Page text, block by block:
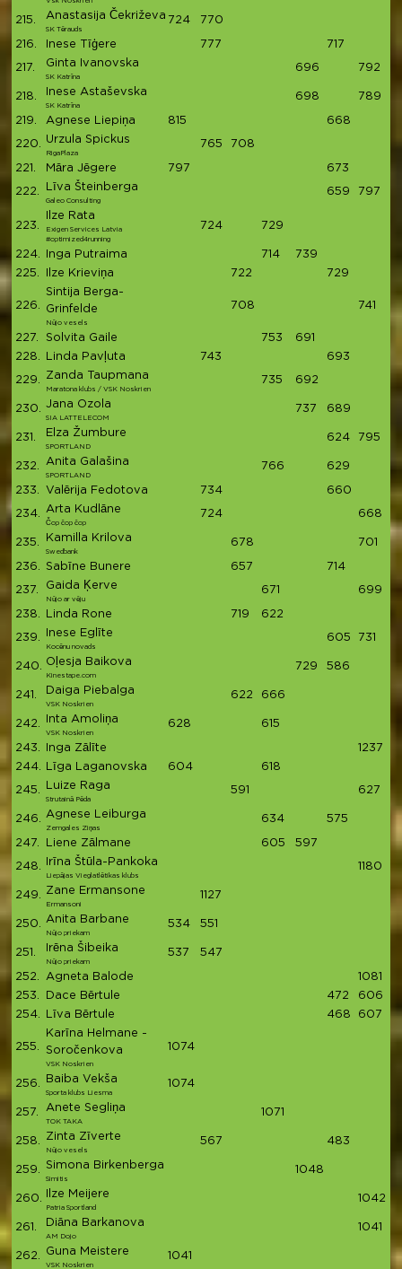
215. Anastasija Čekriževa
SK Tērauds
724 770
216. Inese Tīģere 777 717
217. Ginta Ivanovska
SK Katrīna
696 792
218. Inese Astaševska
SK Katrīna
698 789
219. Agnese Liepiņa 815 668
220. Urzula Spickus
RigaPlaza
765 708
221. Māra Jēgere 797 673
222. Līva Šteinberga
Galeo Consulting
659 797
223.
Ilze Rata
Exigen Services Latvia
#optimized4running
724 729
224. Inga Putraima 714 739
225.
Ilze Krieviņa 722 729
226.
Sintija Berga-
Grinfelde
Nūjo vesels
708 741
227. Solvita Gaile 753 691
228.
Linda Pavļuta 743 693
229. Zanda Taupmana
Maratona klubs / VSK Noskrien
735 692
230. Jana Ozola
SIA LATTELECOM
737 689
231. Elza Žumbure
SPORTLAND
624 795
232. Anita Galašina
SPORTLAND
766 629
233. Valērija Fedotova 734 660
234. Arta Kudlāne
Čop čop čop
724 668
235. Kamilla Krilova
Swedbank
678 701
236. Sabīne Bunere 657 714
237. Gaida Ķerve
Nūjo ar vēju
671 699
238. Linda Rone 719 622
239. Inese Eglīte
Kocēnu novads
605 731
240. Oļesja Baikova
Kinestape.com
729 586
241. Daiga Piebalga
VSK Noskrien
622 666
242. Inta Amoliņa
VSK Noskrien
628 615
243. Inga Zālīte 1237
244.
Līga Laganovska 604 618
245. Luize Raga
Strutainā Pēda
591 627
246. Agnese Leiburga
Zemgales Ziņas
634 575
247. Liene Zālmane 605 597
248. Irīna Štūla-Pankoka
Liepājas Vieglatlētikas klubs
1180
249. Zane Ermansone
Ermansoni
1127
250. Anita Barbane
Nūjo priekam
534 551
251. Irēna Šibeika
Nūjo priekam
537 547
252. Agneta Balode 1081
253.
Dace Bērtule 472 606
254.
Līva Bērtule 468 607
255.
Karīna Helmane -
Soročenkova
VSK Noskrien
1074
256. Baiba Vekša
Sporta klubs Liesma
1074
257. Anete Segliņa
TOK TAKA
1071
258. Zinta Zīverte
Nūjo vesels
567 483
259. Simona Birkenberga
Simitis
1048
260. Ilze Meijere
Patria Sportland
1042
261. Diāna Barkanova
AM Dojo
1041
262. Guna Meistere
VSK Noskrien
1041